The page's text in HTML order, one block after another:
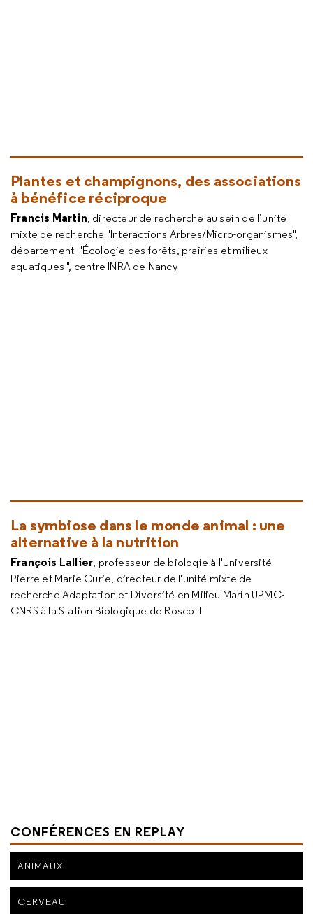
Plantes et champignons, des associations
à bénéfice réciproque
Francis Martin, directeur de recherche au sein de l’unité
mixte de recherche "Interactions Arbres/Micro-organismes",
département "Écologie des forêts, prairies et milieux
aquatiques ", centre INRA de Nancy
La symbiose dans le monde animal : une
alternative à la nutrition
François Lallier, professeur de biologie à l'Université
Pierre et Marie Curie, directeur de l'unité mixte de
recherche Adaptation et Diversité en Milieu Marin UPMC-
CNRS à la Station Biologique de Roscoff
CONFÉRENCES EN REPLAY
ANIMAUX
CERVEAU